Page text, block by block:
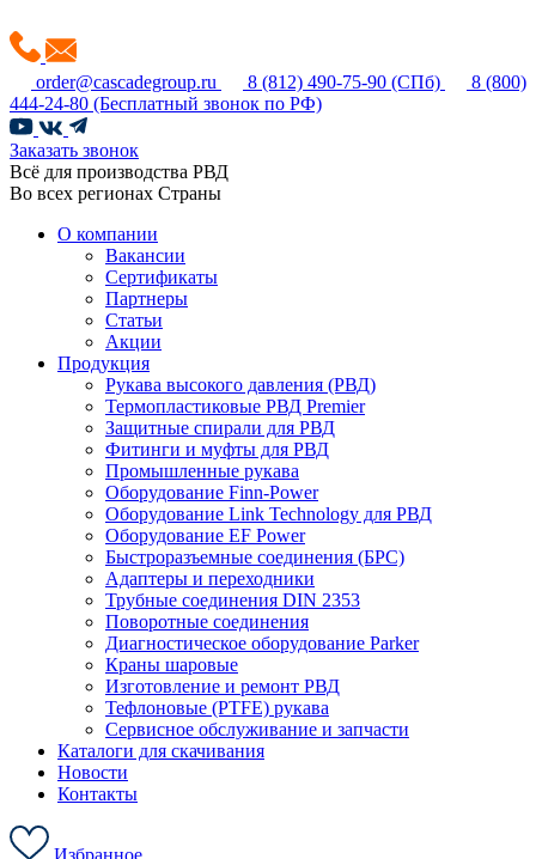
order@cascadegroup.ru 8 (812) 490-75-90 (СПб)
8 (800)
444-24-80 (Бесплатный звонок по РФ)
Заказать звонок
Всё для производства РВД
Во всех регионах Страны
О компании
Вакансии
Сертификаты
Партнеры
Статьи
Акции
Продукция
Рукава высокого давления (РВД)
Термопластиковые РВД Premier
Защитные спирали для РВД
Фитинги и муфты для РВД
Промышленные рукава
Оборудование Finn-Power
Оборудование Link Technology для РВД
Оборудование EF Power
Быстроразъемные соединения (БРС)
Адаптеры и переходники
Трубные соединения DIN 2353
Поворотные соединения
Диагностическое оборудование Parker
Краны шаровые
Изготовление и ремонт РВД
Тефлоновые (PTFE) рукава
Сервисное обслуживание и запчасти
Каталоги для скачивания
Новости
Контакты
Избранное